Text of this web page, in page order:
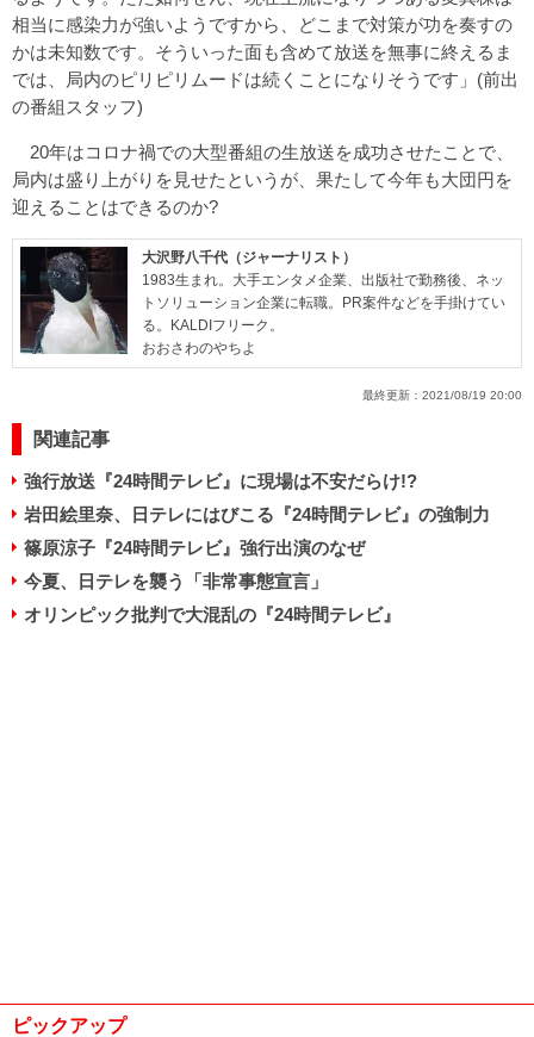
相当に感染力が強いようですから、どこまで対策が功を奏すの
かは未知数です。そういった面も含めて放送を無事に終えるま
では、局内のピリピリムードは続くことになりそうです」(前出
の番組スタッフ)
20年はコロナ禍での大型番組の生放送を成功させたことで、
局内は盛り上がりを見せたというが、果たして今年も大団円を
迎えることはできるのか?
大沢野八千代（ジャーナリスト）
1983生まれ。大手エンタメ企業、出版社で勤務後、ネッ
トソリューション企業に転職。PR案件などを手掛けてい
る。KALDIフリーク。
おおさわのやちよ
最終更新： 2021/08/19 20:00
関連記事
強行放送『24時間テレビ』に現場は不安だらけ!?
岩田絵里奈、日テレにはびこる『24時間テレビ』の強制力
篠原涼子『24時間テレビ』強行出演のなぜ
今夏、日テレを襲う「非常事態宣言」
オリンピック批判で大混乱の『24時間テレビ』
ピックアップ